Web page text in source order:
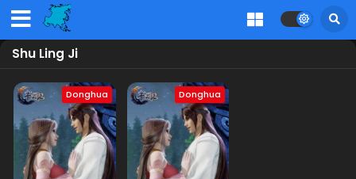
Shu Ling Ji
Donghua Donghua